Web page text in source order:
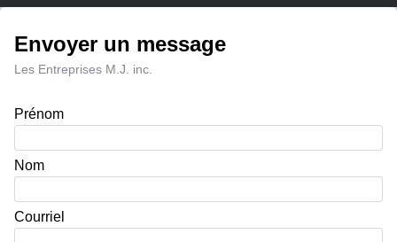
Envoyer un message
Les Entreprises M.J. inc.
Prénom
Nom
Courriel